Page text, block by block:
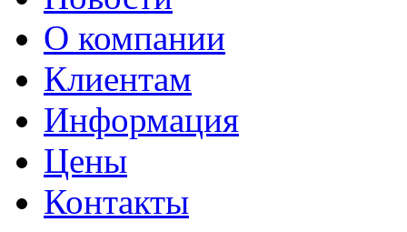
О компании
Клиентам
Информация
Цены
Контакты